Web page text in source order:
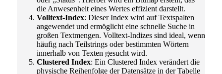
die Anwesenheit eines Wertes effizient darstellt.
Volltext-Index: Dieser Index wird auf Textspalten
angewendet und ermöglicht eine schnelle Suche in
großen Textmengen. Volltext-Indizes sind ideal, wenn
häufig nach Teilstrings oder bestimmten Wörtern
innerhalb von Texten gesucht wird.
Clustered Index: Ein Clustered Index verändert die
physische Reihenfolge der Datensätze in der Tabelle